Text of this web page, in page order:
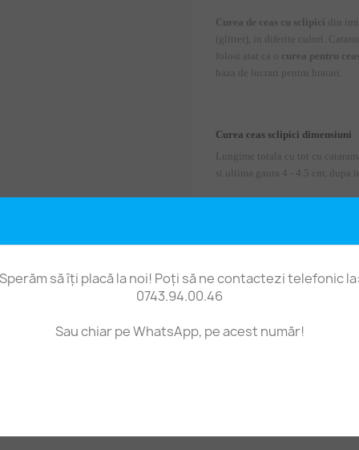
să îți placă la noi! Poți să ne contactezi telefonic
0743.94.00.46
Sau chiar pe WhatsApp, pe acest număr!
Curea de ceas cu sclipici din
(glitter), in diferite culori.
folosi atat ca o curea pentru
baza de lucrari pentru bratari.
Curea ceas sclipici dimensiuni
Lungime totala cu tot cu
si ultima gaura 4 - 4.5 cm, dupa